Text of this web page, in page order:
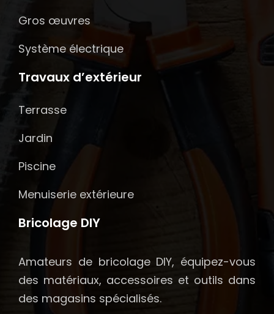
Gros œuvres
Système électrique
Travaux d’extérieur
Terrasse
Jardin
Piscine
Menuiserie extérieure
Bricolage DIY
Amateurs de bricolage DIY, équipez-vous
des matériaux, accessoires et outils dans
des magasins spécialisés.